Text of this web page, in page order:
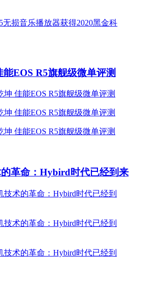
EOS R5旗舰级微单评测
革命：Hybird时代已经到来